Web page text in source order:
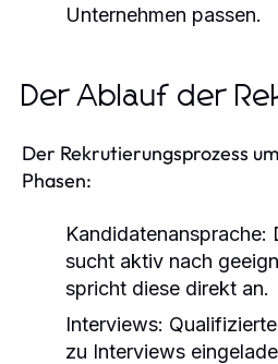
Unternehmen passen.
Der Ablauf der
Der Rekrutierungsprozess
Phasen:
Kandidatenansprache:
sucht aktiv nach
spricht diese direkt an.
Interviews:
zu Interviews